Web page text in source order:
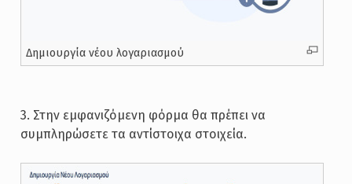
Δημιουργία νέου λογαριασμού
3. Στην εμφανιζόμενη φόρμα θα πρέπει να
συμπληρώσετε τα αντίστοιχα στοιχεία.